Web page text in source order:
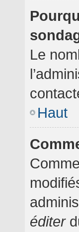
Le
Haut
éditer